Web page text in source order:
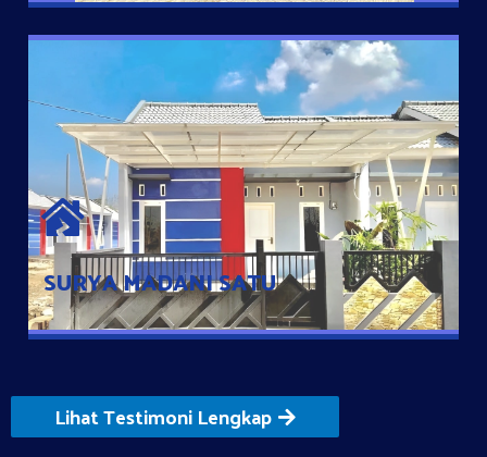
SURYA MADANI SATU
SURYA MADANI SATU
Satu-satunya Hunian nyaman dengan harga subsidi hanya 100
jutaan dengan lokasi strategis di Tuban
Lihat Testimoni Lengkap